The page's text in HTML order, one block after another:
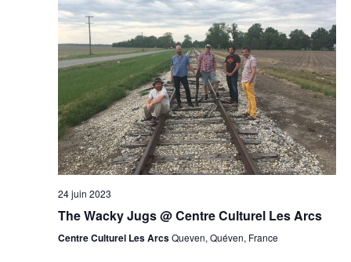
24 juin 2023
The Wacky Jugs @ Centre Culturel Les Arcs
Centre Culturel Les ArcsQueven, Quéven, France